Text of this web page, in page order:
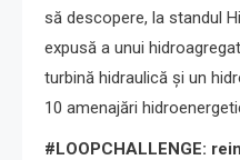
să descopere, la standul
expusă a unui
turbină hidraulică și un
10 amenajări
#LOOPCHALLENGE: